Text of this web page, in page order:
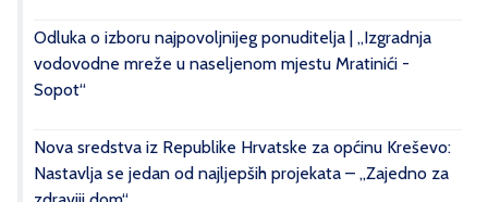
Odluka o izboru najpovoljnijeg ponuditelja | „Izgradnja
vodovodne mreže u naseljenom mjestu Mratinići -
Sopot“
Nova sredstva iz Republike Hrvatske za općinu Kreševo:
Nastavlja se jedan od najljepših projekata – „Zajedno za